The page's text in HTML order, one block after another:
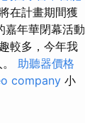
在計畫期間獲
嘉年華閉幕活動
較多，今年我
助聽器價格
company 小